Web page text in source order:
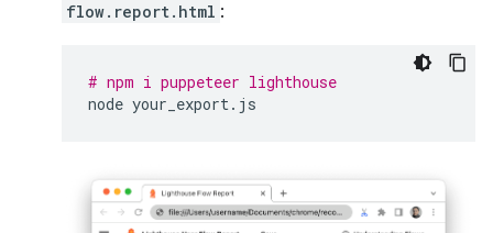
flow.report.html :
# npm i puppeteer lighthouse
node